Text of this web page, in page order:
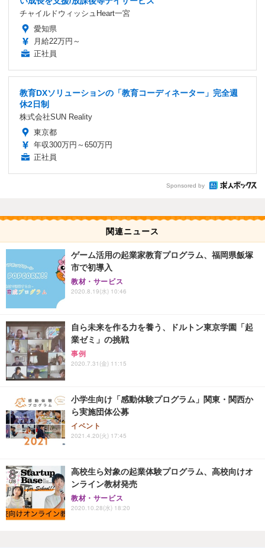
チャイルドウィッシュHeart一宮
愛知県
月給22万円～
正社員
教育DXソリューションの「教育コーディネーター」完全週
休2日制
株式会社SUN Reality
東京都
年収300万円～650万円
正社員
Sponsored by
関連ニュース
ゲーム活用の起業家教育プログラム、福岡県飯塚
市で初導入
教材・サービス
2020.8.19(水) 10:46
自ら未来を作る力を養う、ドルトン東京学園「起
業ゼミ」の挑戦
事例
2020.7.31(金) 11:15
小学生向け「感動体験プログラム」関東・関西か
ら実施団体公募
イベント
2021.4.20(火) 17:45
高校生ら対象の起業体験プログラム、高校向けオ
ンライン教材発売
教材・サービス
2020.10.28(水) 18:20